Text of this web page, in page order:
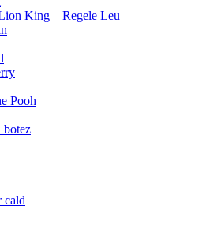
King – Regele Leu
Pooh
botez
cald